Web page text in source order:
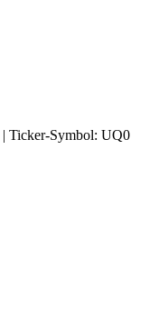
| Ticker-Symbol: UQ0